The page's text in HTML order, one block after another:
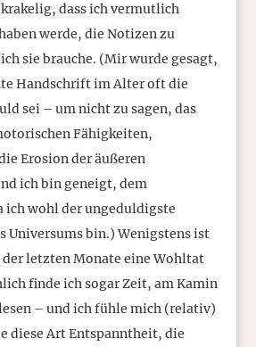
dass ich vermutlich
werde, die Notizen zu
sie brauche. (Mir wurde gesagt,
Handschrift im Alter oft die
sei – um nicht zu sagen, das
Fähigkeiten,
Erosion der äußeren
ich bin geneigt, dem
ich wohl der ungeduldigste
Universums bin.) Wenigstens ist
letzten Monate eine Wohltat
finde ich sogar Zeit, am Kamin
– und ich fühle mich (relativ)
diese Art Entspanntheit, die